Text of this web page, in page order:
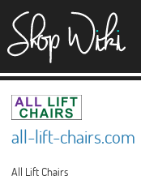
all-lift-chairs.com
All Lift Chairs